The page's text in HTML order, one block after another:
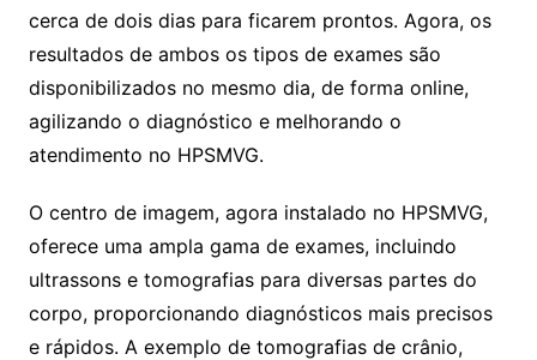
cerca de dois dias para ficarem prontos. Agora, os
resultados de ambos os tipos de exames são
disponibilizados no mesmo dia, de forma online,
agilizando o diagnóstico e melhorando o
atendimento no HPSMVG.
O centro de imagem, agora instalado no HPSMVG,
oferece uma ampla gama de exames, incluindo
ultrassons e tomografias para diversas partes do
corpo, proporcionando diagnósticos mais precisos
e rápidos. A exemplo de tomografias de crânio,